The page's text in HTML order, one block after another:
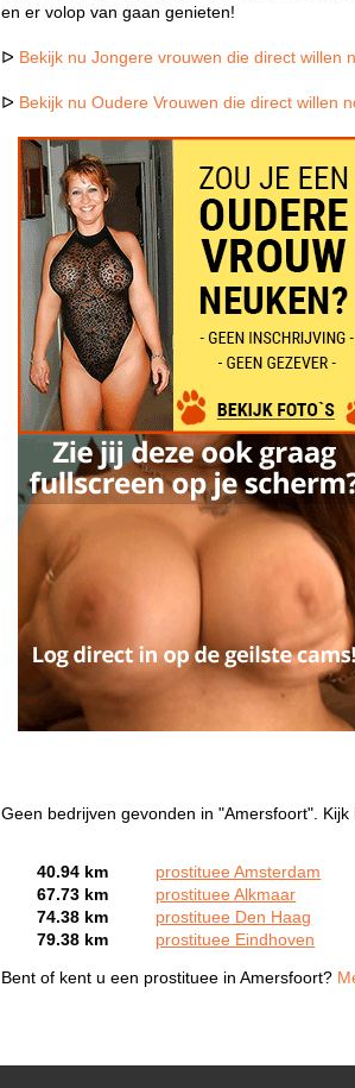
en er volop van gaan genieten!
ᐅ Bekijk nu Jongere vrouwen die direct willen
ᐅ Bekijk nu Oudere Vrouwen die direct willen
Geen bedrijven gevonden in "Amersfoort".
40.94 km
prostituee Amsterdam
67.73 km
prostituee Alkmaar
74.38 km
prostituee Den Haag
79.38 km
prostituee Eindhoven
Bent of kent u een prostituee in Amersfoort?